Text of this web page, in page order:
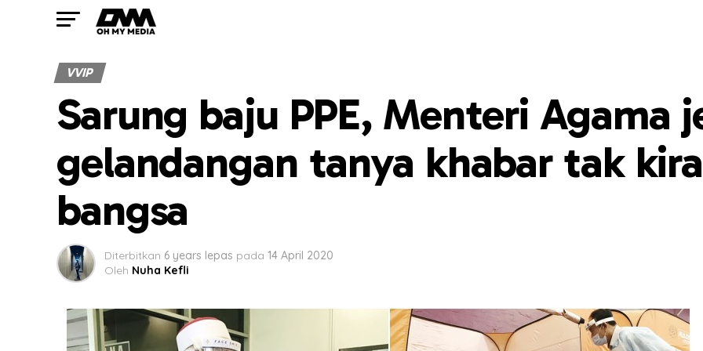
VVIP
Sarung baju PPE, Menteri Agama
gelandangan tanya khabar tak kira
bangsa
Diterbitkan 6 years lepas pada 14 April 2020
Oleh Nuha Kefli